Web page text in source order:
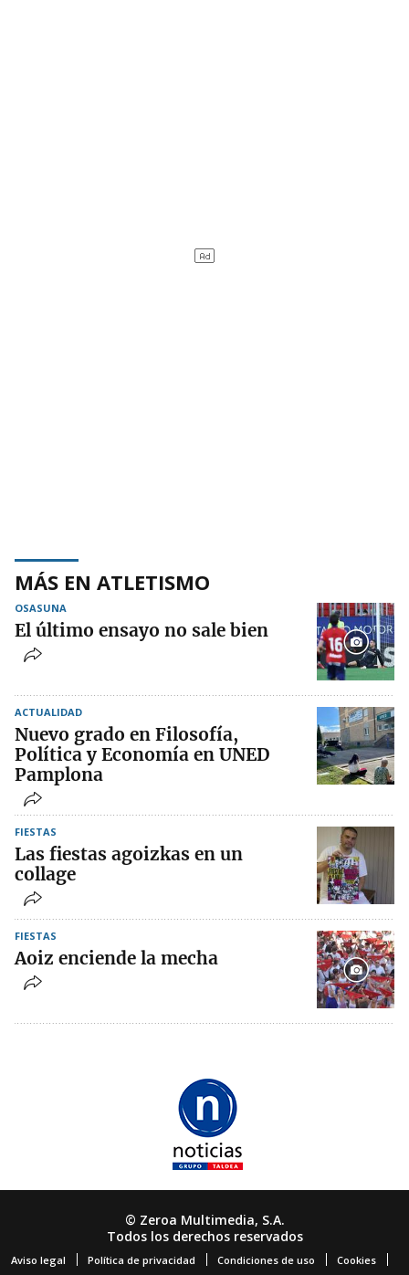
MÁS EN ATLETISMO
OSASUNA
El último ensayo no sale bien
ACTUALIDAD
Nuevo grado en Filosofía,
Política y Economía en UNED
Pamplona
FIESTAS
Las fiestas agoizkas en un
collage
FIESTAS
Aoiz enciende la mecha
© Zeroa Multimedia, S.A.
Todos los derechos reservados
Aviso legal Política de privacidad Condiciones de uso Cookies